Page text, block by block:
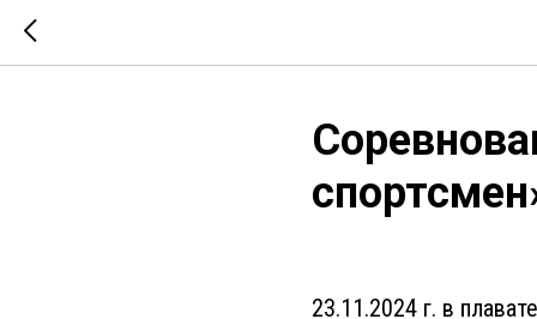
23.11.2024 г. в